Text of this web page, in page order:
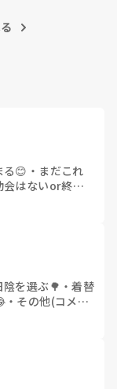
る😊 ・ まだこれ
会はないor終わ
陰を選ぶ🌳 ・着替
・ その他(コメン